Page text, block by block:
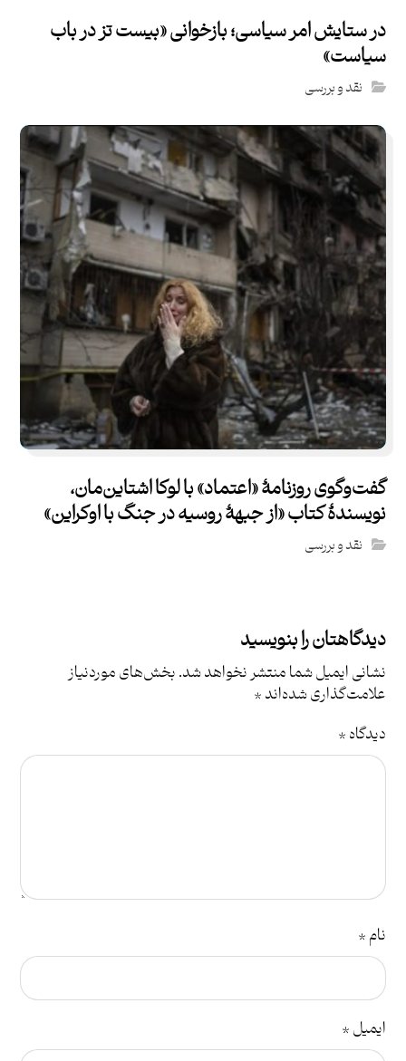
در ستایش امر سیاسی؛ بازخوانی «بیست تز در باب
سیاست»
نقد و بررسی
گفت‌و‌گوی روزنامۀ «اعتماد» با لوکا اشتاین‌مان،
نویسندۀ کتاب «از جبهۀ روسیه در جنگ با اوکراین»
نقد و بررسی
دیدگاهتان را بنویسید
نشانی ایمیل شما منتشر نخواهد شد.بخش‌های موردنیاز
علامت‌گذاری شده‌اند*
دیدگاه*
نام*
ایمیل*